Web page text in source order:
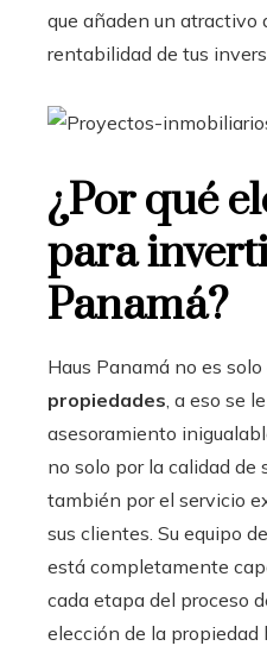
que añaden un atractivo
rentabilidad de tus
¿Por qué
para
Panamá?
Haus Panamá no es
propiedades , a eso se
asesoramiento
no solo por la calidad de
también por el servicio
sus clientes. Su equipo
está completamente
cada etapa del proceso
elección de la